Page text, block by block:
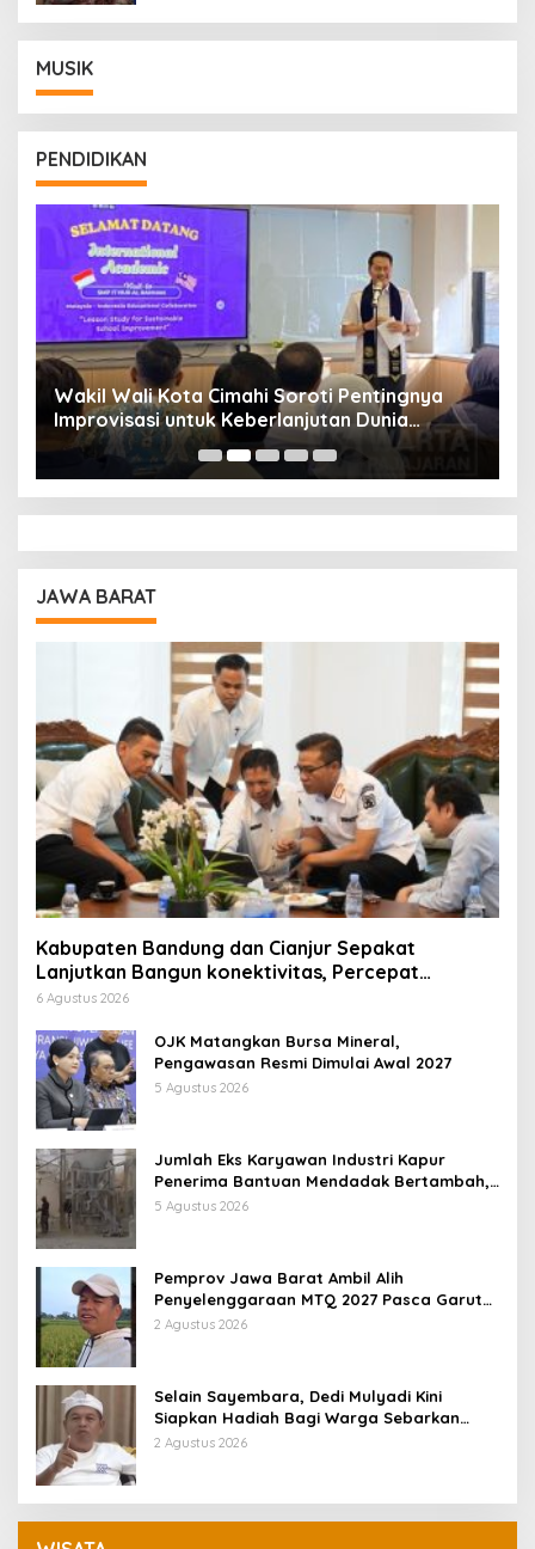
MUSIK
PENDIDIKAN
Wakil Wali Kota Cimahi Soroti Pentingnya
Improvisasi untuk Keberlanjutan Dunia
Pendidikan
JAWA BARAT
Kabupaten Bandung dan Cianjur Sepakat
Lanjutkan Bangun konektivitas, Percepat
Pertumbuhan Ekonomi Daerah
6 Agustus 2026
OJK Matangkan Bursa Mineral,
Pengawasan Resmi Dimulai Awal 2027
5 Agustus 2026
Jumlah Eks Karyawan Industri Kapur
Penerima Bantuan Mendadak Bertambah,
KDM: Kita Identifikasi
5 Agustus 2026
Pemprov Jawa Barat Ambil Alih
Penyelenggaraan MTQ 2027 Pasca Garut
Mundur Jadi Tuan Rumah
2 Agustus 2026
Selain Sayembara, Dedi Mulyadi Kini
Siapkan Hadiah Bagi Warga Sebarkan
Lokasi Penjualan Narkotika
2 Agustus 2026